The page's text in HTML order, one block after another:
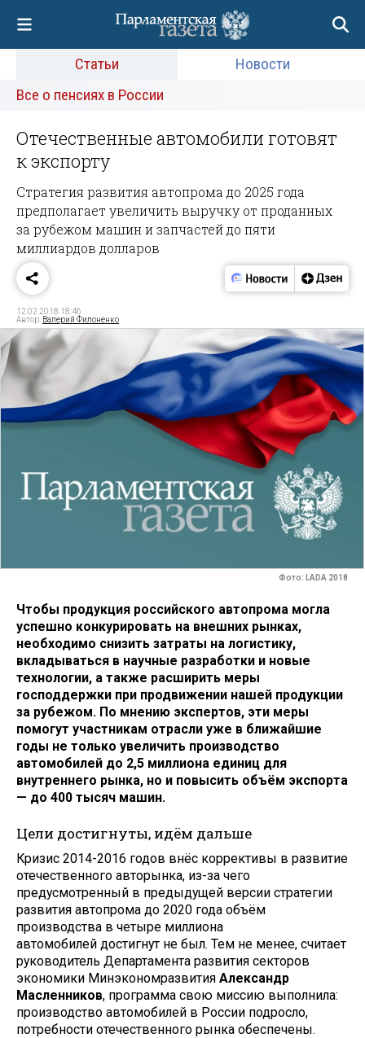
Статьи
Новости
Все о пенсиях в России
Отечественные автомобили готовят
к экспорту
Стратегия развития автопрома до 2025 года
предполагает увеличить выручку от проданных
за рубежом машин и запчастей до пяти
миллиардов долларов
12.02.2018 18:46
Автор: Валерий Филоненко
Фото: LADA 2018
Чтобы продукция российского автопрома могла
успешно конкурировать на внешних рынках,
необходимо снизить затраты на логистику,
вкладываться в научные разработки и новые
технологии, а также расширить меры
господдержки при продвижении нашей продукции
за рубежом. По мнению экспертов, эти меры
помогут участникам отрасли уже в ближайшие
годы не только увеличить производство
автомобилей до 2,5 миллиона единиц для
внутреннего рынка, но и повысить объём экспорта
— до 400 тысяч машин.
Цели достигнуты, идём дальше
Кризис 2014-2016 годов внёс коррективы в развитие
отечественного авторынка, из-за чего
предусмотренный в предыдущей версии стратегии
развития автопрома до 2020 года объём
производства в четыре миллиона
автомобилей достигнут не был. Тем не менее, считает
руководитель Департамента развития секторов
экономики Минэкономразвития Александр
Масленников, программа свою миссию выполнила:
производство автомобилей в России подросло,
потребности отечественного рынка обеспечены.